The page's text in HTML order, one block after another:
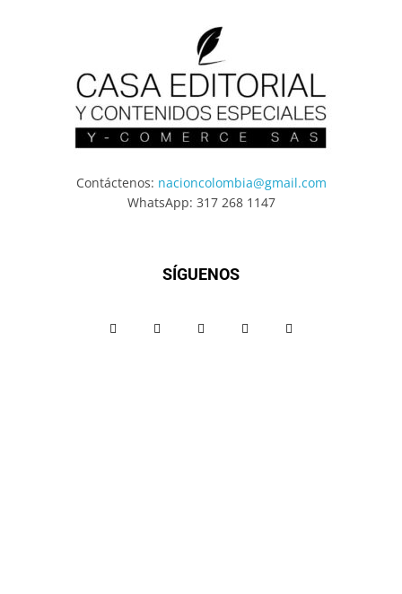
Contáctenos: nacioncolombia@gmail.com
WhatsApp: 317 268 1147
SÍGUENOS